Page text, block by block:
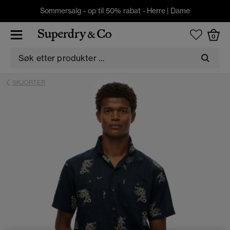
Sommersalg - op til 50% rabat - Herre | Dame
0
SKJORTER